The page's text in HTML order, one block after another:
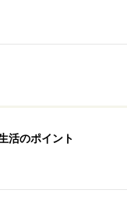
活のポイント